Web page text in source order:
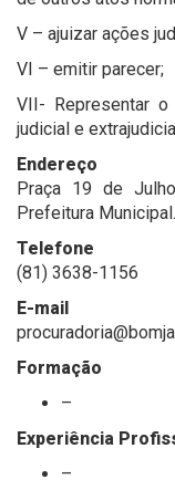
V – ajuizar ações
VI – emitir parecer;
VII- Representar
judicial e
Endereço
Praça 19 de
Prefeitura
Telefone
(81) 3638-1156
E-mail
Formação
–
Experiência
–